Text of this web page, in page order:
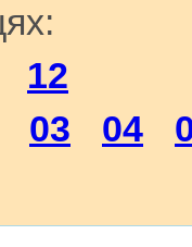
12
03 04